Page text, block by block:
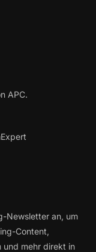
APC.
Newsletter an, um
Content,
und mehr direkt in